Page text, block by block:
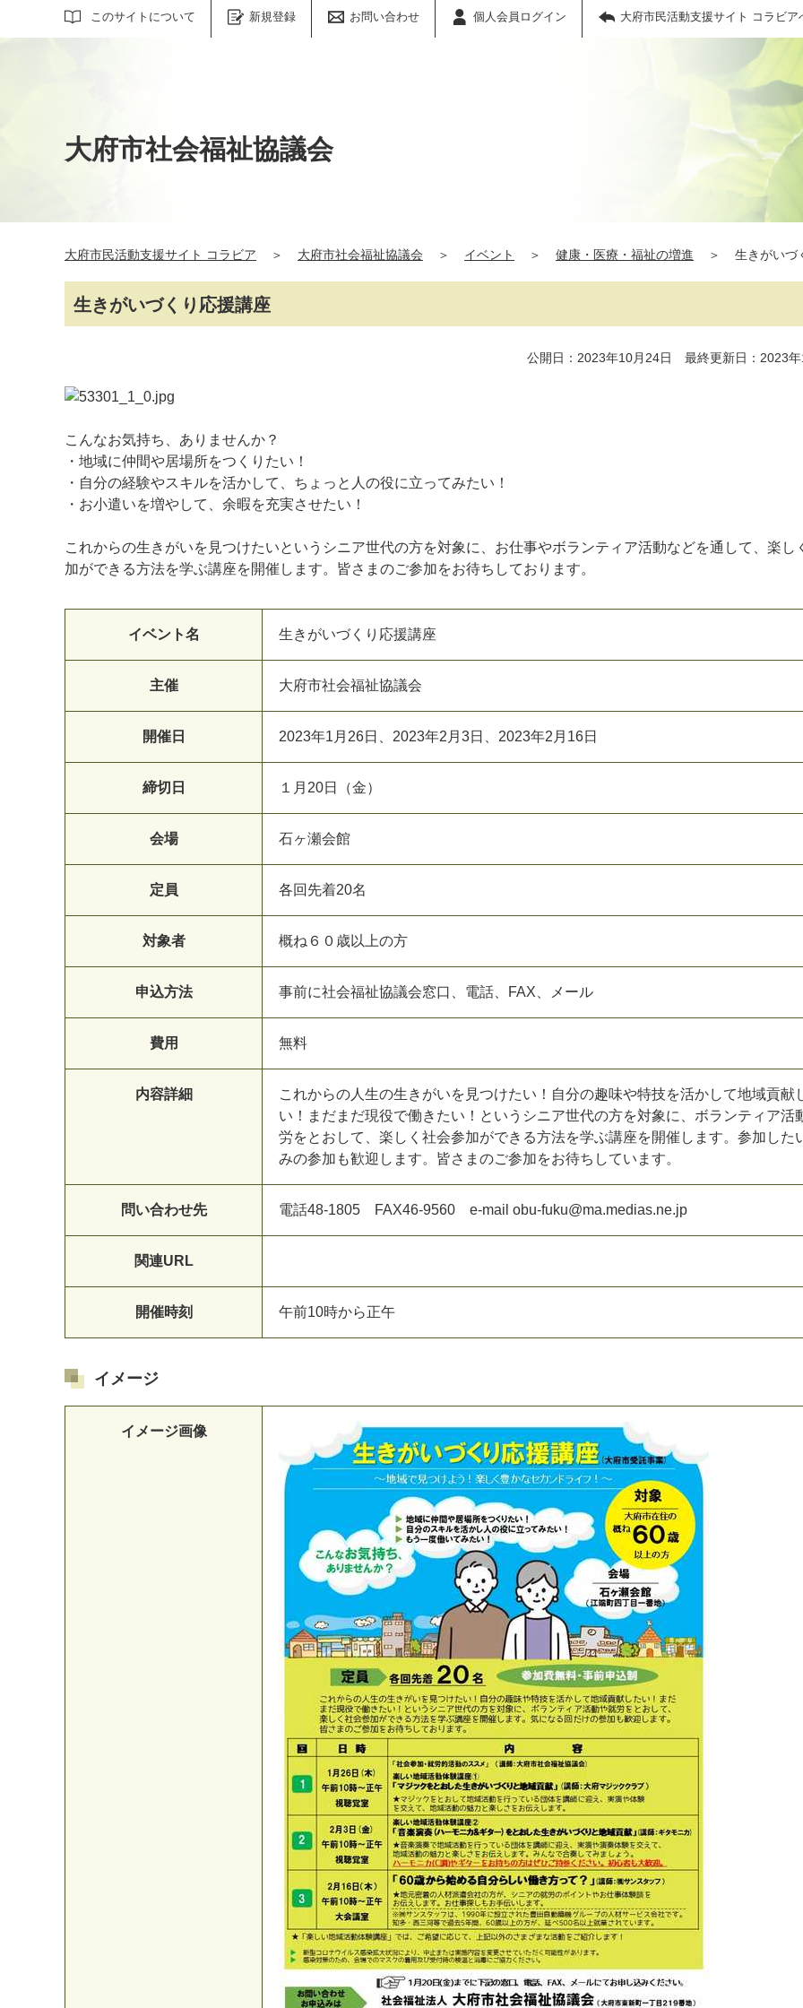
このサイトについて 新規登録 お問い合わせ 個人会員ログイン 大府市民活動支援サイト コラビア
サイト内検索
大府市社会福祉協議会
大府市民活動支援サイト コラビア ＞ 大府市社会福祉協議会 ＞ イベント ＞ 健康・医療・福祉の増進 ＞ 生きがいづ
生きがいづくり応援講座
公開日：2023年10月24日 最終更新日：2023年
こんなお気持ち、ありませんか？
・地域に仲間や居場所をつくりたい！
・自分の経験やスキルを活かして、ちょっと人の役に立ってみたい！
・お小遣いを増やして、余暇を充実させたい！
これからの生きがいを見つけたいというシニア世代の方を対象に、お仕事やボランティア活動などを通して、楽し
加ができる方法を学ぶ講座を開催します。皆さまのご参加をお待ちしております。
イベント名 生きがいづくり応援講座
主催 大府市社会福祉協議会
開催日 2023年1 月 26日 2023年2 月 3日 2023年2 月 16日
締切日 １ 月 20日 （金）
会場 石ヶ瀬会館
定員 各回 先着20名
対象者 概ね ６ ０ 歳以 上の方
申込方法 事前に社会福祉協議会窓口 電話 FAX メ ール
費用 無料
内容詳細 こ れからの 人 生の生き がいを 見つけたい ！ 自分の趣味や特技を活かして地域貢献
い ！ ま だま だ現役で働き たい ！ と い う シニア世代の方を対象に ボラ ンテ ィ ア活
労をと お して 楽 し く 社会参加ができ る方法を学ぶ講座を開催 し ま す。 参加 した
みの参加 も歓迎 し ま す。 皆さ ま のご参加をお待ち してい ま す。
問い合わせ先 電話48-1805 FAX46-9560 e-mai obu-fuku@ma.medias.ne.jp
関連URL
開催時刻 午前10時から正午
イメージ
イメージ画像
マイメディア検索